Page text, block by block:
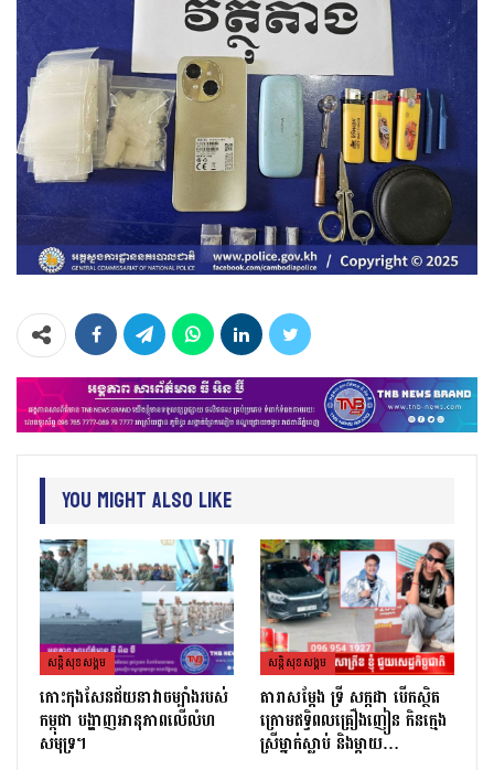
You Might Also Like
សន្តិសុខសង្គម
កោះកុងសែនជ័យនាវាចម្បាំងរបស់
កម្ពុជា បង្ហាញអានុភាពលើលំហ
សមុទ្រ។
សន្តិសុខសង្គម
តារាសម្ដែង ទ្រី សក្កដា បើកស្ថិត
ក្រោមឥទ្ធិពលគ្រឿងញៀន កិនក្មេង
ស្រីម្នាក់ស្លាប់ និងម្ដាយ…